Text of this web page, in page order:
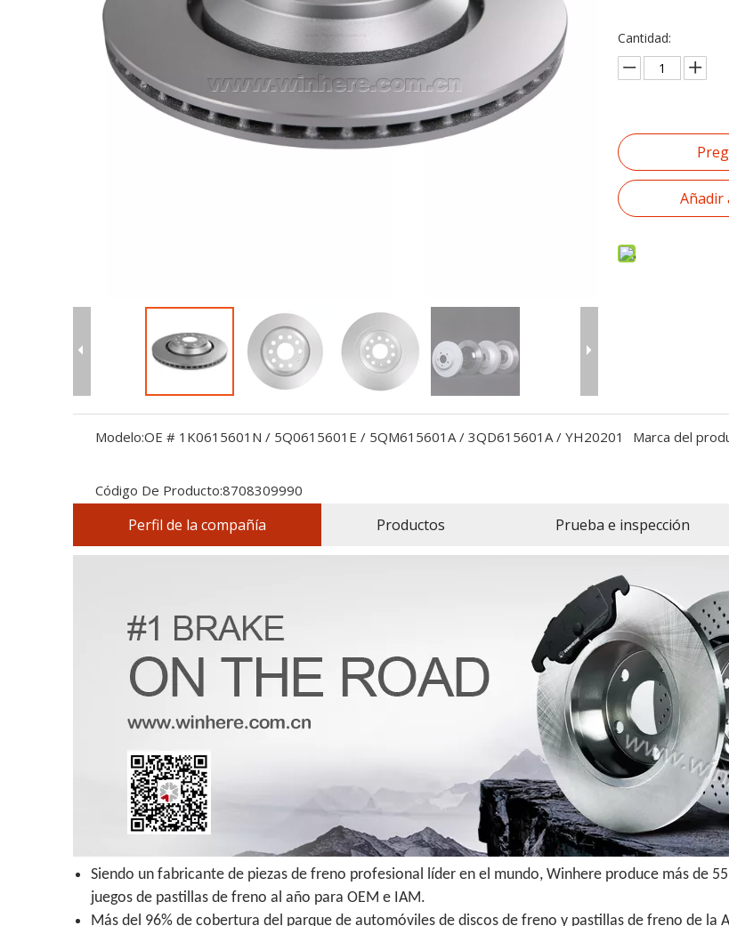
Cantidad:
Añadir
Modelo:OE # 1K0615601N / 5Q0615601E / 5QM615601A / 3QD615601A / YH20201 Marca del
Código De Producto:8708309990
Perfil de la compañía Productos Prueba e inspección
Siendo un fabricante de piezas de freno profesional líder en el mundo, Winhere produce más de
juegos de pastillas de freno al año para OEM e IAM.
Más del 96% de cobertura del parque de automóviles de discos de freno y pastillas de freno de